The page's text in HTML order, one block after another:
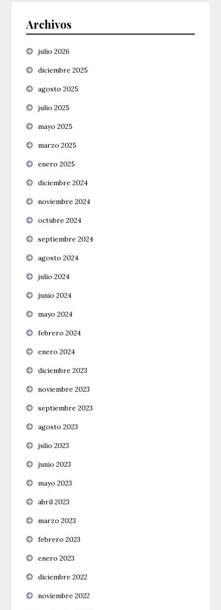
Archivos
julio 2026
diciembre 2025
agosto 2025
julio 2025
mayo 2025
marzo 2025
enero 2025
diciembre 2024
noviembre 2024
octubre 2024
septiembre 2024
agosto 2024
julio 2024
junio 2024
mayo 2024
febrero 2024
enero 2024
diciembre 2023
noviembre 2023
septiembre 2023
agosto 2023
julio 2023
junio 2023
mayo 2023
abril 2023
marzo 2023
febrero 2023
enero 2023
diciembre 2022
noviembre 2022